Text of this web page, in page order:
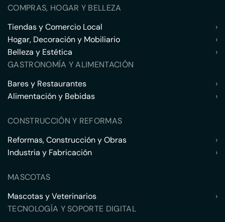
COMPRAS, HOGAR Y BELLEZA
Tiendas y Comercio Local
›
Hogar, Decoración y Mobiliario
›
Belleza y Estética
›
GASTRONOMÍA Y ALIMENTACIÓN
Bares y Restaurantes
›
Alimentación y Bebidas
›
CONSTRUCCIÓN Y REFORMAS
Reformas, Construcción y Obras
›
Industria y Fabricación
›
MASCOTAS
Mascotas y Veterinarios
›
TECNOLOGÍA Y SOPORTE DIGITAL